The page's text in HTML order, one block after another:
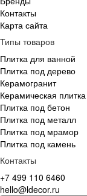
Контакты
Карта сайта
Типы товаров
Плитка для ванной
Плитка под дерево
Керамогранит
Керамическая плитка
Плитка под бетон
Плитка под металл
Плитка под мрамор
Плитка под камень
Контакты
+7 499 110 6460
hello@ldecor.ru